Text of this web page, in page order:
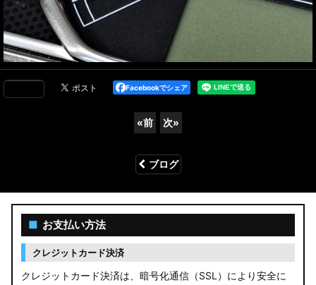
Facebookでシェア
«前 次»
ブログ
■ お支払い方法
クレジットカード決済
クレジットカード決済は、暗号化通信（SSL）により安全に